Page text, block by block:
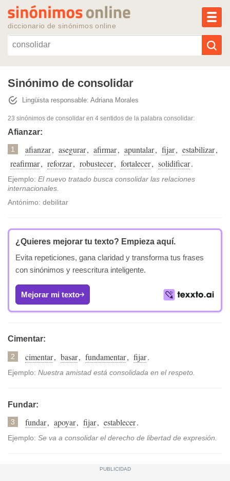
diccionario de sinónimos online
Reescribir texto con IA
Sinónimos populares
Temas recientes
Sinónimo de consolidar
Lingüista responsable: Adriana Morales
23 sinónimos de consolidar en 4 sentidos de la palabra consolidar:
Afianzar:
1 afianzar, asegurar, afirmar, apuntalar, fijar, estabilizar,
reafirmar, reforzar, robustecer, fortalecer, solidificar.
Ejemplo: El nuevo tratado busca consolidar las relaciones
internacionales.
Antónimo: debilitar
¿Quieres mejorar tu texto? Empieza aquí.
Evita repeticiones, gana claridad y transforma tus frases
con sinónimos y reescritura inteligente.
Mejorar mi texto
Cimentar:
2 cimentar, basar, fundamentar, fijar.
Ejemplo: Nuestra amistad está consolidada en el respeto.
Fundar:
3 fundar, apoyar, fijar, establecer.
Ejemplo: Se va a consolidar el derecho de libertad de expresión.